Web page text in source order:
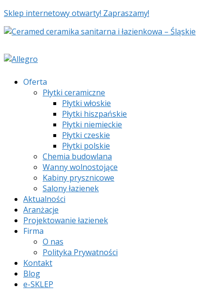
Sklep internetowy otwarty! Zapraszamy!
Oferta
Płytki ceramiczne
Płytki włoskie
Płytki hiszpańskie
Płytki niemieckie
Płytki czeskie
Płytki polskie
Chemia budowlana
Wanny wolnostojące
Kabiny prysznicowe
Salony łazienek
Aktualności
Aranżacje
Projektowanie łazienek
Firma
O nas
Polityka Prywatności
Kontakt
Blog
e-SKLEP